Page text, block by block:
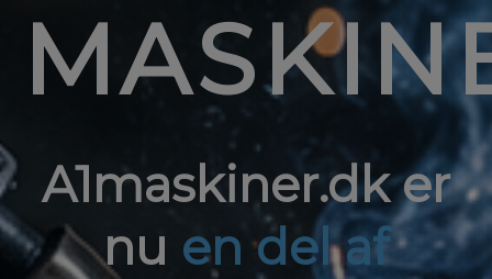
A1maskiner.dk er
nu en del af